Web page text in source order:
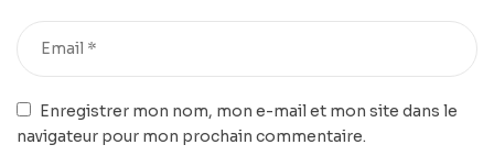
Enregistrer mon nom, mon e-mail et mon site dans le
navigateur pour mon prochain commentaire.